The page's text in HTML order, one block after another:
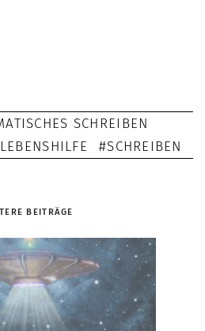
SCHREIBEN
LEBENSHILFE SCHREIBEN
BEITRÄGE